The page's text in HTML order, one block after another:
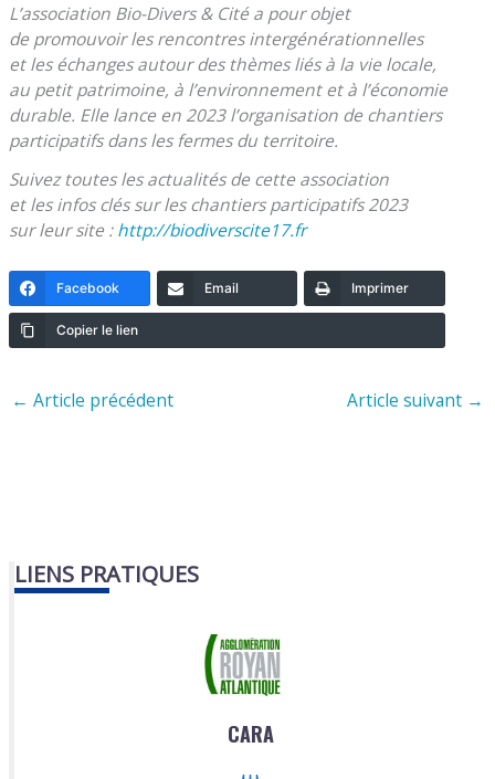
L’association Bio-Divers & Cité a pour objet
de promouvoir les rencontres intergénérationnelles
et les échanges autour des thèmes liés à la vie locale,
au petit patrimoine, à l’environnement et à l’économie
durable. Elle lance en 2023 l’organisation de chantiers
participatifs dans les fermes du territoire.
Suivez toutes les actualités de cette association
et les infos clés sur les chantiers participatifs 2023
sur leur site :http://biodiverscite17.fr
Facebook Email Imprimer
Copier le lien
← Article précédent Article suivant →
LIENS PRATIQUES
CARA